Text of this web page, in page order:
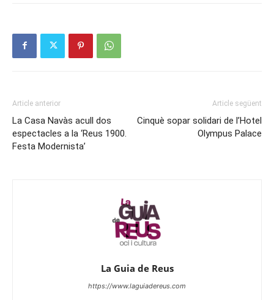
Article anterior
La Casa Navàs acull dos
espectacles a la ‘Reus 1900.
Festa Modernista’
Article següent
Cinquè sopar solidari de l’Hotel
Olympus Palace
La Guia de Reus
https://www.laguiadereus.com